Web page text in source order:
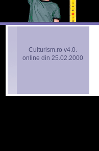
Culturism.ro v4.0.
online din 25.02.2000